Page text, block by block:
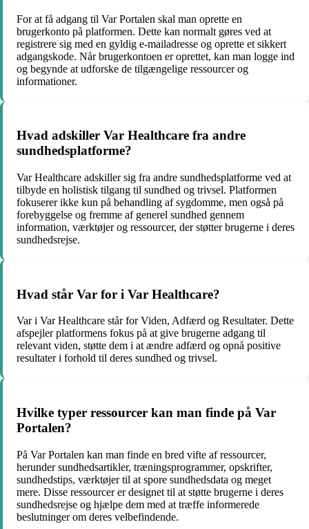
For at få adgang til Var Portalen skal man oprette en
brugerkonto på platformen. Dette kan normalt gøres ved at
registrere sig med en gyldig e-mailadresse og oprette et sikkert
adgangskode. Når brugerkontoen er oprettet, kan man logge ind
og begynde at udforske de tilgængelige ressourcer og
informationer.
Hvad adskiller Var Healthcare fra andre
sundhedsplatforme?
Var Healthcare adskiller sig fra andre sundhedsplatforme ved at
tilbyde en holistisk tilgang til sundhed og trivsel. Platformen
fokuserer ikke kun på behandling af sygdomme, men også på
forebyggelse og fremme af generel sundhed gennem
information, værktøjer og ressourcer, der støtter brugerne i deres
sundhedsrejse.
Hvad står Var for i Var Healthcare?
Var i Var Healthcare står for Viden, Adfærd og Resultater. Dette
afspejler platformens fokus på at give brugerne adgang til
relevant viden, støtte dem i at ændre adfærd og opnå positive
resultater i forhold til deres sundhed og trivsel.
Hvilke typer ressourcer kan man finde på Var
Portalen?
På Var Portalen kan man finde en bred vifte af ressourcer,
herunder sundhedsartikler, træningsprogrammer, opskrifter,
sundhedstips, værktøjer til at spore sundhedsdata og meget
mere. Disse ressourcer er designet til at støtte brugerne i deres
sundhedsrejse og hjælpe dem med at træffe informerede
beslutninger om deres velbefindende.